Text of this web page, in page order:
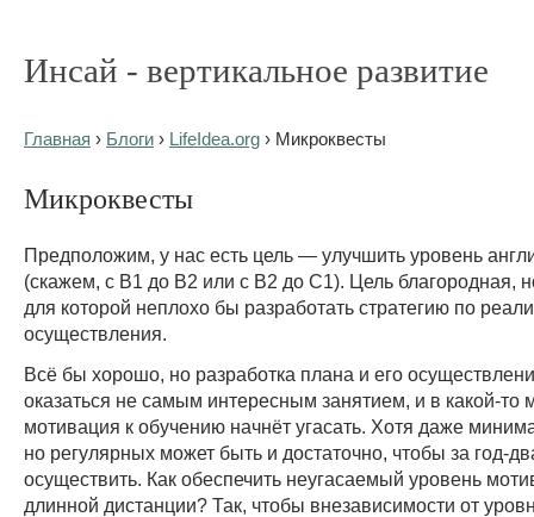
Инсай - вертикальное развитие
Главная › Блоги › LifeIdea.org › Микроквесты
Микроквесты
Предположим, у нас есть цель — улучшить уровень
(скажем, с B1 до B2 или с B2 до С1). Цель благородная,
для которой неплохо бы разработать стратегию по
осуществления.
Всё бы хорошо, но разработка плана и его
оказаться не самым интересным занятием, и в какой-то
мотивация к обучению начнёт угасать. Хотя даже
но регулярных может быть и достаточно, чтобы за год-
осуществить. Как обеспечить неугасаемый уровень
длинной дистанции? Так, чтобы внезависимости от